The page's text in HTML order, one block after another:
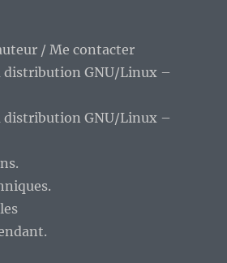
/ Me contacter
distribution GNU/Linux –
distribution GNU/Linux –